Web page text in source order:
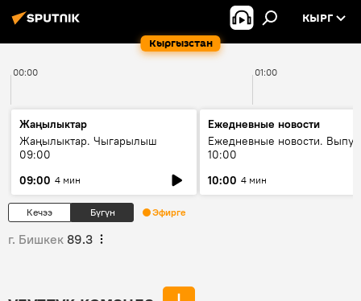
Кыргызстан
КЫРГ
00:00 01:00
Жаңылыктар
Жаңылыктар. Чыгарылыш
09:00
09:00 4 мин
Ежедневные новости
Ежедневные новости.
10:00
10:00 4 мин
Кечээ Бүгүн Эфирге
г. Бишкек 89.3